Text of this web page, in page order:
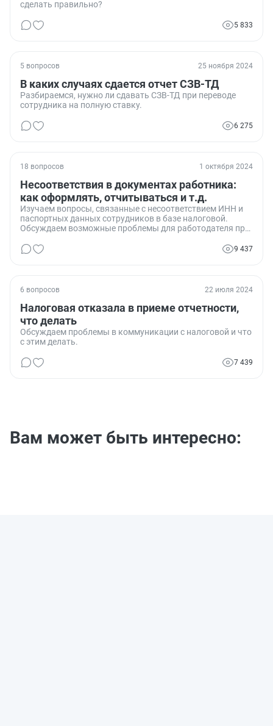
сделать правильно?
5 833
5 вопросов 25 ноября 2024
В каких случаях сдается отчет СЗВ-ТД
Разбираемся, нужно ли сдавать СЗВ-ТД при переводе
сотрудника на полную ставку.
6 275
18 вопросов 1 октября 2024
Несоответствия в документах работника:
как оформлять, отчитываться и т.д.
Изучаем вопросы, связанные с несоответствием ИНН и
паспортных данных сотрудников в базе налоговой.
Обсуждаем возможные проблемы для работодателя при
9 437
6 вопросов 22 июля 2024
Налоговая отказала в приеме отчетности,
что делать
Обсуждаем проблемы в коммуникации с налоговой и что
с этим делать.
7 439
Вам может быть интересно: